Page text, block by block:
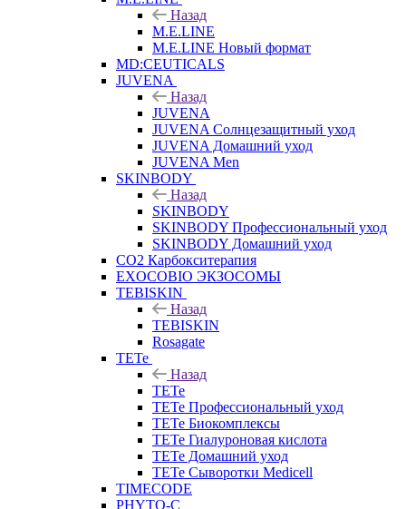
Назад
M.E.LINE
M.E.LINE Новый формат
MD:CEUTICALS
JUVENA
Назад
JUVENA
JUVENA Солнцезащитный уход
JUVENA Домашний уход
JUVENA Men
SKINBODY
Назад
SKINBODY
SKINBODY Профессиональный уход
SKINBODY Домашний уход
CO2 Карбокситерапия
EXOCOBIO ЭКЗОСОМЫ
TEBISKIN
Назад
TEBISKIN
Rosagate
TETe
Назад
TETe
TETe Профессиональный уход
TETe Биокомплексы
TETe Гиалуроновая кислота
TETe Домашний уход
TETe Сыворотки Medicell
TIMECODE
PHYTO-C